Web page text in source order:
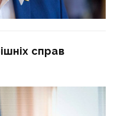
справ